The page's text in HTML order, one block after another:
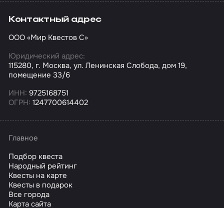
Контактный адрес
ООО «Мир Квестов С»
Юридический адрес:
115280, г. Москва, ул. Ленинская Слобода, дом 19,
помещение 33/6
ИНН: 9725168751
ОГРН: 1247700614402
Главное
Подбор квеста
Народный рейтинг
Квесты на карте
Квесты в подарок
Все города
Карта сайта